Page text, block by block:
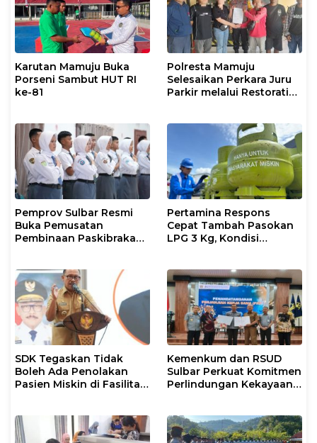
Karutan Mamuju Buka
Porseni Sambut HUT RI
ke-81
Polresta Mamuju
Selesaikan Perkara Juru
Parkir melalui Restorative
Pemprov Sulbar Resmi
Buka Pemusatan
Pembinaan Paskibraka
Pertamina Respons
Cepat Tambah Pasokan
LPG 3 Kg, Kondisi
SDK Tegaskan Tidak
Boleh Ada Penolakan
Pasien Miskin di Fasilitas
Kemenkum dan RSUD
Sulbar Perkuat Komitmen
Perlindungan Kekayaan